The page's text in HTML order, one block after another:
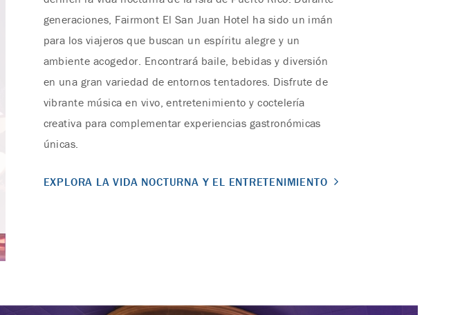
generaciones, Fairmont El San Juan Hotel ha sido un imán
para los viajeros que buscan un espíritu alegre y un
ambiente acogedor. Encontrará baile, bebidas y diversión
en una gran variedad de entornos tentadores. Disfrute de
vibrante música en vivo, entretenimiento y coctelería
creativa para complementar experiencias gastronómicas
únicas.
EXPLORA LA VIDA NOCTURNA Y EL ENTRETENIMIENTO